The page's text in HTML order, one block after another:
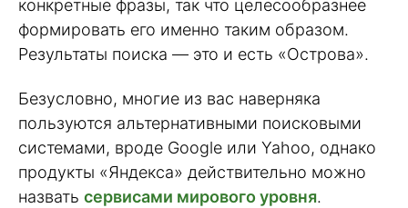
конкретные фразы, так что целесообразнее
формировать его именно таким образом.
Результаты поиска — это и есть «Острова».
Безусловно, многие из вас наверняка
пользуются альтернативными поисковыми
системами, вроде Google или Yahoo, однако
продукты «Яндекса» действительно можно
назвать сервисами мирового уровня.